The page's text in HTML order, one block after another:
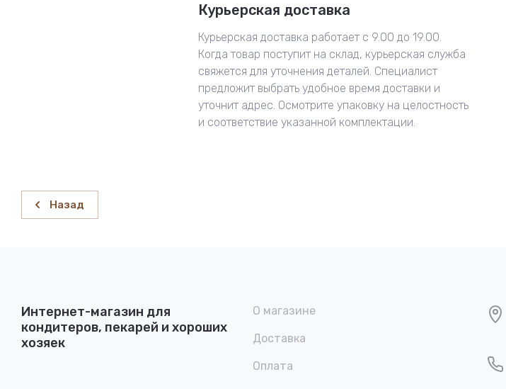
Курьерская доставка
Курьерская доставка работает с 9.00 до 19.00.
Когда товар поступит на склад, курьерская служба
свяжется для уточнения деталей. Специалист
предложит выбрать удобное время доставки и
уточнит адрес. Осмотрите упаковку на целостность
и соответствие указанной комплектации.
Назад
Интернет-магазин для
кондитеров, пекарей и хороших
хозяек
О магазине
Доставка
Оплата